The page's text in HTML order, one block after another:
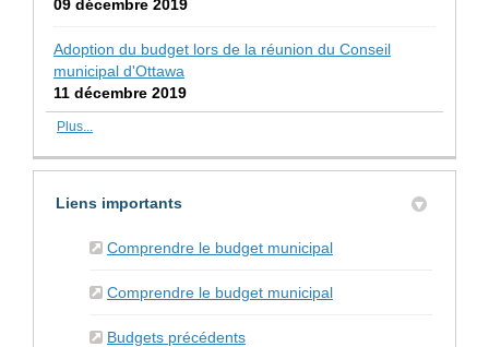
09 décembre 2019
Adoption du budget lors de la réunion du Conseil
municipal d'Ottawa
11 décembre 2019
Plus...
Liens importants
Comprendre le budget municipal(Liens externes)
Comprendre le budget municipal(Liens externes)
Budgets précédents(Liens externes)